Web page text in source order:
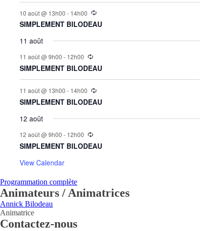
10 août @ 13h00 - 14h00
SIMPLEMENT BILODEAU
11 août
11 août @ 9h00 - 12h00
SIMPLEMENT BILODEAU
11 août @ 13h00 - 14h00
SIMPLEMENT BILODEAU
12 août
12 août @ 9h00 - 12h00
SIMPLEMENT BILODEAU
View Calendar
Programmation complète
Animateurs / Animatrices
Annick Bilodeau
Animatrice
Contactez-nous